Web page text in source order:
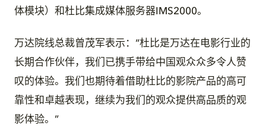
体模块）和杜比集成媒体服务器IMS2000。
万达院线总裁曾茂军表示：“杜比是万达在电影行业的
长期合作伙伴，我们已携手带给中国观众众多令人赞
叹的体验。我们也期待着借助杜比的影院产品的高可
靠性和卓越表现，继续为我们的观众提供高品质的观
影体验。”